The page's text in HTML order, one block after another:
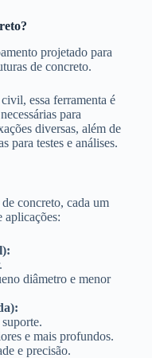
projetado para
de concreto.
essa ferramenta é
para
diversas, além de
para testes e análises.
concreto, cada um
aplicações:
diâmetro e menor
e mais profundos.
e precisão.